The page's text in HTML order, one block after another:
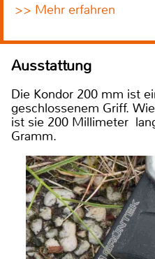
>> Mehr erfahren
Ausstattung
Die Kondor 200 mm ist
geschlossenem Griff.
ist sie 200 Millimeter
Gramm.